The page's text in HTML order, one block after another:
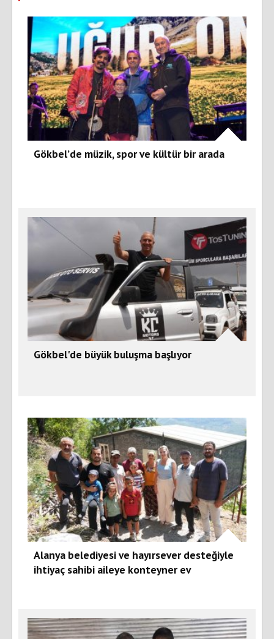
Gökbel’de müzik, spor ve kültür bir arada
Gökbel'de büyük buluşma başlıyor
Alanya belediyesi ve hayırsever desteğiyle
ihtiyaç sahibi aileye konteyner ev